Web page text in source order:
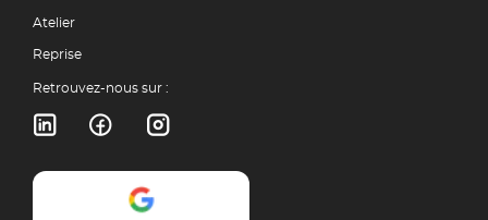
Atelier
Reprise
Retrouvez-nous sur :